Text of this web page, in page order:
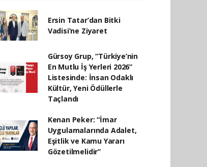
Ersin Tatar’dan Bitki
Vadisi’ne Ziyaret
Gürsoy Grup, “Türkiye’nin
En Mutlu İş Yerleri 2026”
Listesinde: İnsan Odaklı
Kültür, Yeni Ödüllerle
Taçlandı
Kenan Peker: “İmar
Uygulamalarında Adalet,
Eşitlik ve Kamu Yararı
Gözetilmelidir”